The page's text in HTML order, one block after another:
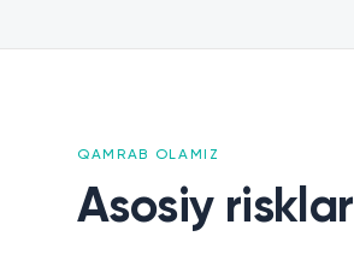
Zararni qoplash
QAMRAB OLAMIZ
Asosiy risklar